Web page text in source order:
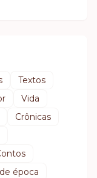
Textos
Vida
Crônicas
época